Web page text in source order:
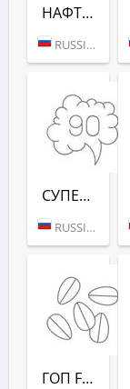
НАФТАЛИН FM (РАДИО РЕКОРД)
RUSSIA (MOSCOW)
СУПЕРДИСКОТЕКА 90-Х (РАДИО РЕКОРД)
RUSSIA (MOSCOW)
ГОП FM (РАДИО РЕКОРД)